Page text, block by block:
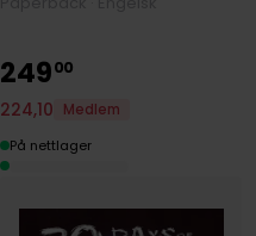
24900
224,10
Medlem
På nettlager